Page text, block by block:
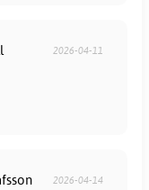
2026-04-11
2026-04-14